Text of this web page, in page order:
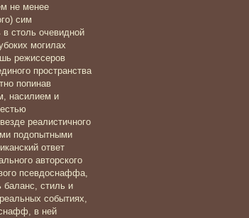
не менее
сим
столь очевидной
могилах
режиссеров
пространства
попинав
насилием и
реалистичного
подопытными
ответ
авторского
псевдоснаффа,
баланс, стиль и
событиях,
в ней